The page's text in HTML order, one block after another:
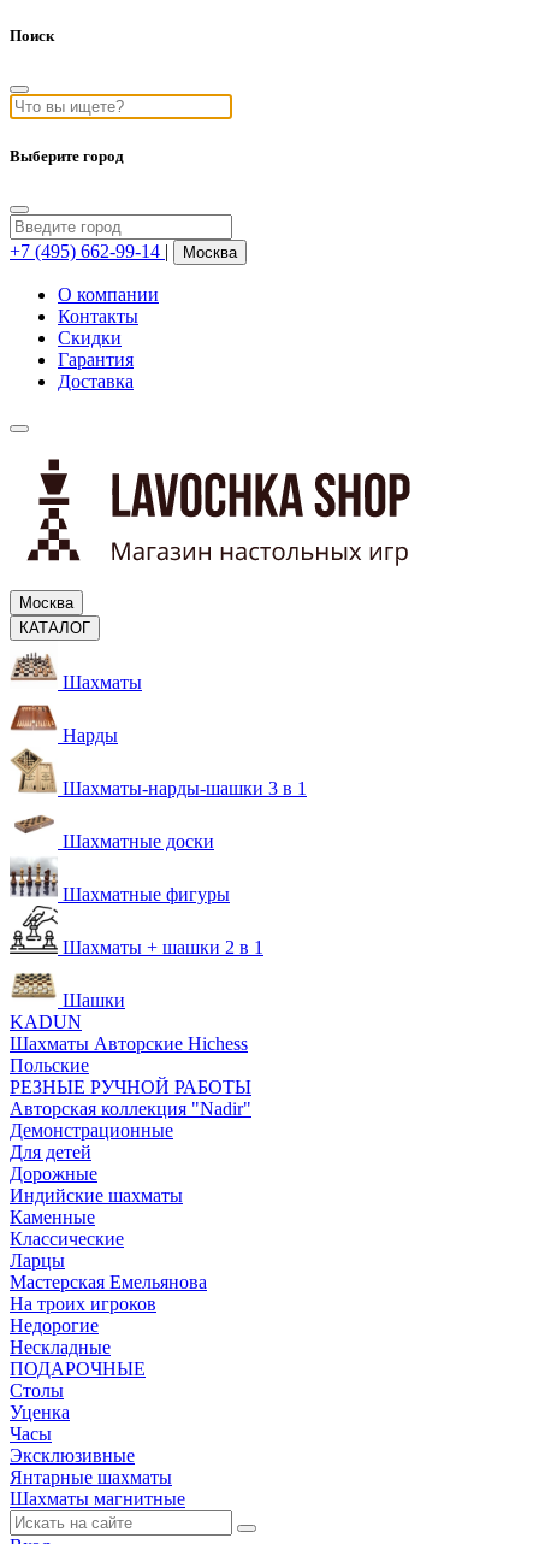
Поиск
Выберите город
+7 (495) 662-99-14 | Москва
О компании
Контакты
Скидки
Гарантия
Доставка
Москва
КАТАЛОГ
Шахматы
Нарды
Шахматы-нарды-шашки 3 в 1
Шахматные доски
Шахматные фигуры
Шахматы + шашки 2 в 1
Шашки
KADUN
Шахматы Авторские Hichess
Польские
РЕЗНЫЕ РУЧНОЙ РАБОТЫ
Авторская коллекция "Nadir"
Демонстрационные
Для детей
Дорожные
Индийские шахматы
Каменные
Классические
Ларцы
Мастерская Емельянова
На троих игроков
Недорогие
Нескладные
ПОДАРОЧНЫЕ
Столы
Уценка
Часы
Эксклюзивные
Янтарные шахматы
Шахматы магнитные